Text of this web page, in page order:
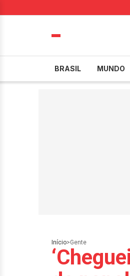
BRASIL MUNDO
Início>Gente